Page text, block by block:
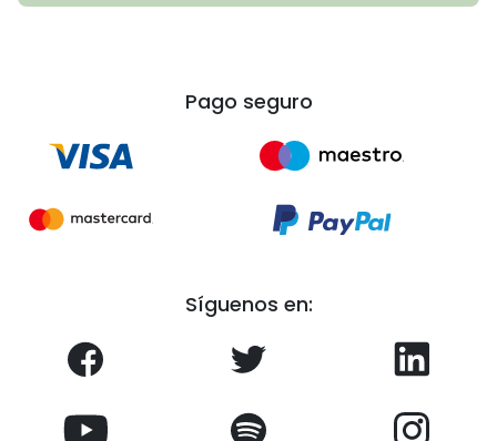
Pago seguro
Síguenos en: